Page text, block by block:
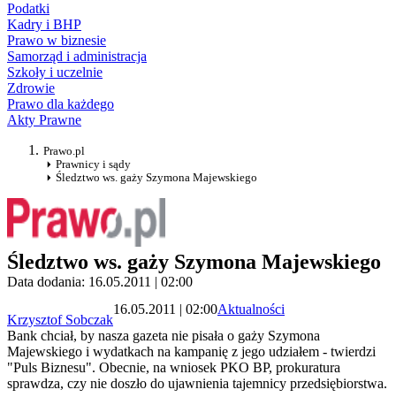
Podatki
Kadry i BHP
Prawo w biznesie
Samorząd i administracja
Szkoły i uczelnie
Zdrowie
Prawo dla każdego
Akty Prawne
Prawo.pl
Prawnicy i sądy
Śledztwo ws. gaży Szymona Majewskiego
Śledztwo ws. gaży Szymona Majewskiego
Data dodania: 16.05.2011 | 02:00
Krzysztof Sobczak
16.05.2011 | 02:00Aktualności
Bank chciał, by nasza gazeta nie pisała o gaży Szymona
Majewskiego i wydatkach na kampanię z jego udziałem - twierdzi
"Puls Biznesu". Obecnie, na wniosek PKO BP, prokuratura
sprawdza, czy nie doszło do ujawnienia tajemnicy przedsiębiorstwa.